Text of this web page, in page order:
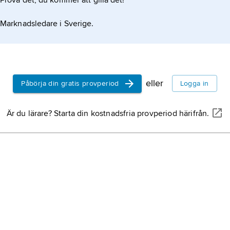
Marknadsledare i Sverige.
Påbörja din gratis provperiod eller Logga in
Är du lärare? Starta din kostnadsfria provperiod härifrån.